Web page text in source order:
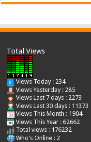
Total Views
Views Today : 234
Views Yesterday : 285
Views Last 7 days : 2273
Views Last 30 days : 11373
Views This Month : 1904
Views This Year : 62662
Total views : 176232
Who's Online : 2